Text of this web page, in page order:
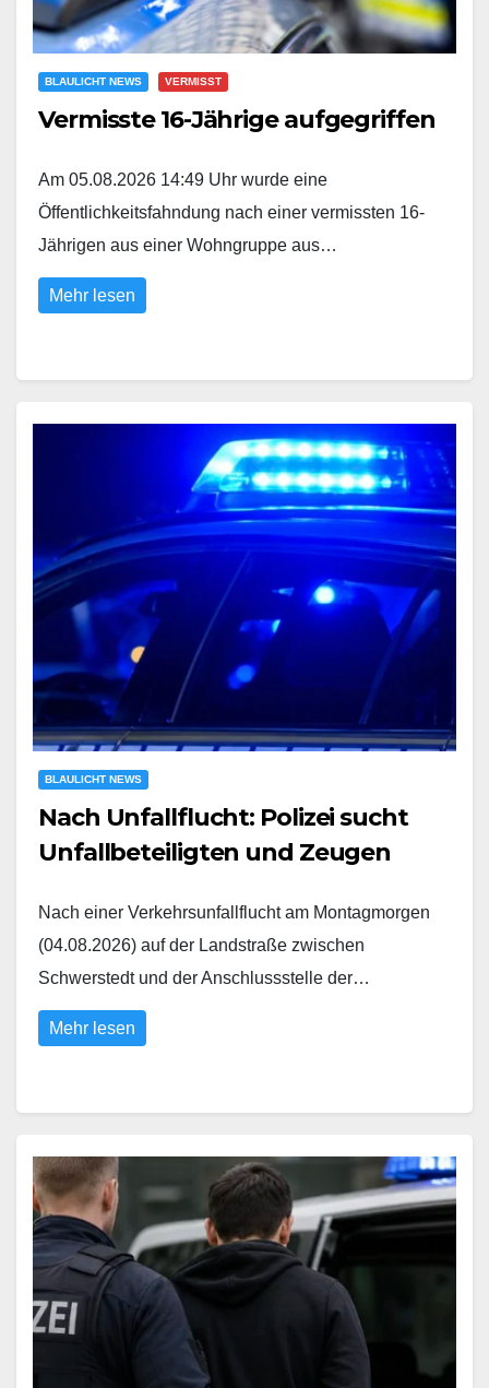
BLAULICHT NEWS VERMISST
Vermisste 16-Jährige aufgegriffen
Am 05.08.2026 14:49 Uhr wurde eine
Öffentlichkeitsfahndung nach einer vermissten 16-
Jährigen aus einer Wohngruppe aus…
Mehr lesen
BLAULICHT NEWS
Nach Unfallflucht: Polizei sucht
Unfallbeteiligten und Zeugen
Nach einer Verkehrsunfallflucht am Montagmorgen
(04.08.2026) auf der Landstraße zwischen
Schwerstedt und der Anschlussstelle der…
Mehr lesen